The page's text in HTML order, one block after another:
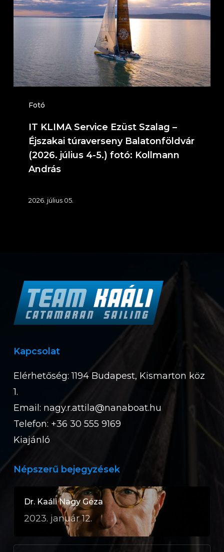
Fotó
Ezüst
Éjszakai
túraverseny
Balatonföldvár
(2026.
július
fotó:
András
IT KLIMA Service Ezüst Szalag –
Éjszakai túraverseny Balatonföldvár
(2026. július 4-5.) fotó: Kollmann
András
2026. július 05.
Kapcsolat
Elérhetőség: 1194 Budapest, Kismarton köz
1.
Email: nagy.r.attila@nanaboat.hu
Telefon: +36 30 555 9169
Kiajánló
Népszerű bejegyzések
Dr. Kaáli Nagy Géza
2023. január 12.